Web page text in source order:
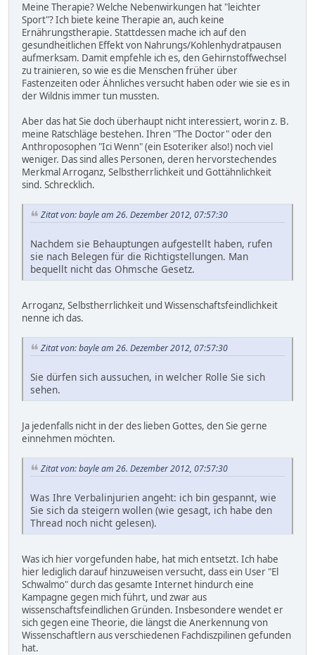
Meine Therapie? Welche Nebenwirkungen hat "leichter
Sport"? Ich biete keine Therapie an, auch keine
Ernährungstherapie. Stattdessen mache ich auf den
gesundheitlichen Effekt von Nahrungs/Kohlenhydratpausen
aufmerksam. Damit empfehle ich es, den Gehirnstoffwechsel
zu trainieren, so wie es die Menschen früher über
Fastenzeiten oder Ähnliches versucht haben oder wie sie es in
der Wildnis immer tun mussten.
Aber das hat Sie doch überhaupt nicht interessiert, worin z. B.
meine Ratschläge bestehen. Ihren "The Doctor" oder den
Anthroposophen "Ici Wenn" (ein Esoteriker also!) noch viel
weniger. Das sind alles Personen, deren hervorstechendes
Merkmal Arroganz, Selbstherrlichkeit und Gottähnlichkeit
sind. Schrecklich.
Zitat von: bayle am 26. Dezember 2012, 07:57:30
Nachdem sie Behauptungen aufgestellt haben, rufen
sie nach Belegen für die Richtigstellungen. Man
bequellt nicht das Ohmsche Gesetz.
Arroganz, Selbstherrlichkeit und Wissenschaftsfeindlichkeit
nenne ich das.
Zitat von: bayle am 26. Dezember 2012, 07:57:30
Sie dürfen sich aussuchen, in welcher Rolle Sie sich
sehen.
Ja jedenfalls nicht in der des lieben Gottes, den Sie gerne
einnehmen möchten.
Zitat von: bayle am 26. Dezember 2012, 07:57:30
Was Ihre Verbalinjurien angeht: ich bin gespannt, wie
Sie sich da steigern wollen (wie gesagt, ich habe den
Thread noch nicht gelesen).
Was ich hier vorgefunden habe, hat mich entsetzt. Ich habe
hier lediglich darauf hinzuweisen versucht, dass ein User "El
Schwalmo" durch das gesamte Internet hindurch eine
Kampagne gegen mich führt, und zwar aus
wissenschaftsfeindlichen Gründen. Insbesondere wendet er
sich gegen eine Theorie, die längst die Anerkennung von
Wissenschaftlern aus verschiedenen Fachdiszpilinen gefunden
hat.